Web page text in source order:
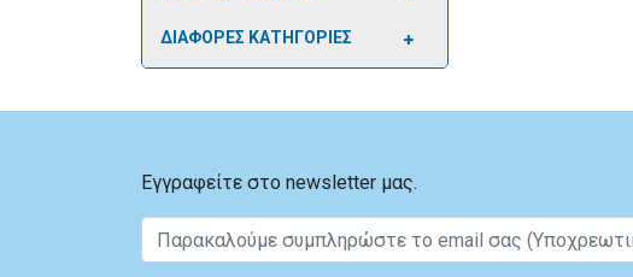
ΔΙΑΦΟΡΕΣ ΚΑΤΗΓΟΡΙΕΣ
Εγγραφείτε στο newsletter μας.